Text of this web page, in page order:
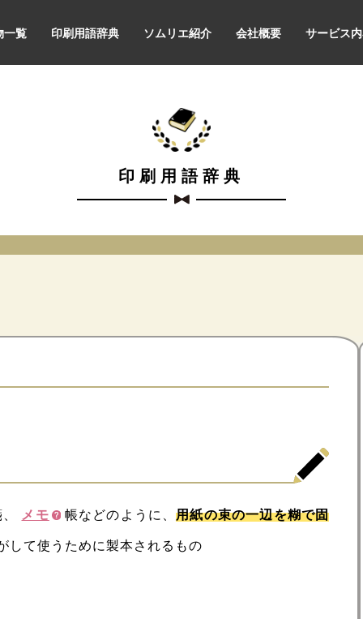
一覧 印刷用語辞典 ソムリエ紹介 会社概要 サービス
印刷用語辞典
メモ 帳などのように、用紙の束の一辺を糊で固
して使うために製本されるもの